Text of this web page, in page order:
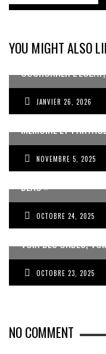
YOU MIGHT ALSO
COURONNER
JANVIER 26, 2026
MÉMOIRE ET
NOVEMBRE 5, 2025
JEAN-PIERRE VOLET
BEAU »
OCTOBRE 24, 2025
VOIX DES ONDES,
OCTOBRE 23, 2025
NO COMMENT